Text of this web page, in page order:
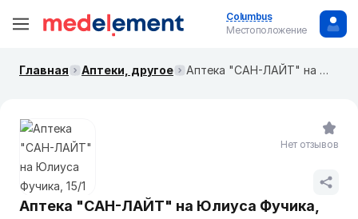
Columbus
Местоположение
Главная Аптеки, другое Аптека "САН-ЛАЙТ" на Юлиуса Фучика, 15/1
Аптека "САН-ЛАЙТ" на Юлиуса Фучика,
Нет отзывов